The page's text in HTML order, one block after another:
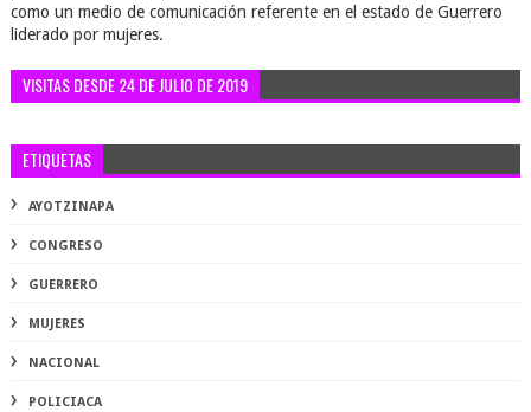
como un medio de comunicación referente en el estado de Guerrero
liderado por mujeres.
VISITAS DESDE 24 DE JULIO DE 2019
ETIQUETAS
AYOTZINAPA
CONGRESO
GUERRERO
MUJERES
NACIONAL
POLICIACA